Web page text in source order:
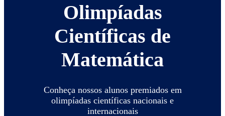
Olimpíadas
Científicas de
Matemática
Conheça nossos alunos premiados em
olimpíadas científicas nacionais e
internacionais